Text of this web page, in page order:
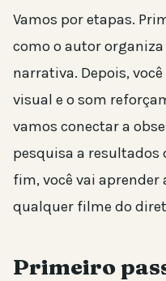
Vamos por etapas.
como o autor
narrativa. Depois,
visual e o som
vamos conectar a
pesquisa a resultados
fim, você vai aprender
qualquer filme do
Primeiro